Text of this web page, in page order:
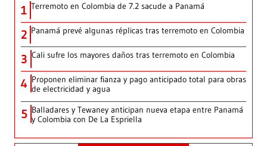
1 Terremoto en Colombia de 7.2 sacude a Panamá
2 Panamá prevé algunas réplicas tras terremoto en Colombia
3 Cali sufre los mayores daños tras terremoto en Colombia
4 Proponen eliminar fianza y pago anticipado total para obras
de electricidad y agua
5 Balladares y Tewaney anticipan nueva etapa entre Panamá
y Colombia con De La Espriella